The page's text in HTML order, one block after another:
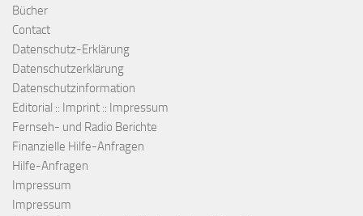
Bücher
Contact
Datenschutz-Erklärung
Datenschutzerklärung
Datenschutzinformation
Editorial :: Imprint :: Impressum
Fernseh- und Radio Berichte
Finanzielle Hilfe-Anfragen
Hilfe-Anfragen
Impressum
Impressum